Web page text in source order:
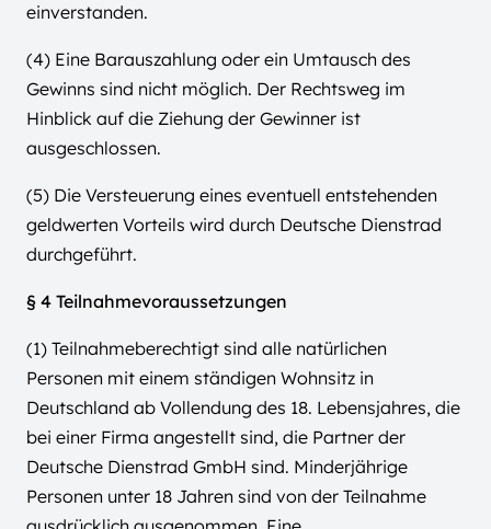
einverstanden.
(4) Eine Barauszahlung oder ein Umtausch des
Gewinns sind nicht möglich. Der Rechtsweg im
Hinblick auf die Ziehung der Gewinner ist
ausgeschlossen.
(5) Die Versteuerung eines eventuell entstehenden
geldwerten Vorteils wird durch Deutsche Dienstrad
durchgeführt.
§ 4 Teilnahmevoraussetzungen
(1) Teilnahmeberechtigt sind alle natürlichen
Personen mit einem ständigen Wohnsitz in
Deutschland ab Vollendung des 18. Lebensjahres, die
bei einer Firma angestellt sind, die Partner der
Deutsche Dienstrad GmbH sind. Minderjährige
Personen unter 18 Jahren sind von der Teilnahme